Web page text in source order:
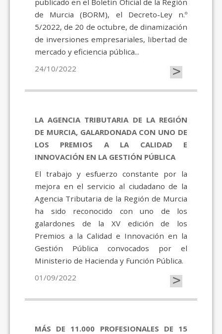
publicado en el Boletín Oficial de la Región
de Murcia (BORM), el Decreto-Ley n.º
5/2022, de 20 de octubre, de dinamización
de inversiones empresariales, libertad de
mercado y eficiencia pública...
24/10/2022
>
LA AGENCIA TRIBUTARIA DE LA REGIÓN
DE MURCIA, GALARDONADA CON UNO DE
LOS PREMIOS A LA CALIDAD E
INNOVACIÓN EN LA GESTIÓN PÚBLICA
El trabajo y esfuerzo constante por la
mejora en el servicio al ciudadano de la
Agencia Tributaria de la Región de Murcia
ha sido reconocido con uno de los
galardones de la XV edición de los
Premios a la Calidad e Innovación en la
Gestión Pública convocados por el
Ministerio de Hacienda y Función Pública.
01/09/2022
>
MÁS DE 11.000 PROFESIONALES DE 15